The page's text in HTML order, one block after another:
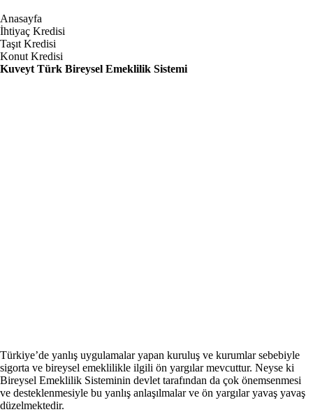
Anasayfa
İhtiyaç Kredisi
Taşıt Kredisi
Konut Kredisi
Kuveyt Türk Bireysel Emeklilik Sistemi
Türkiye’de yanlış uygulamalar yapan kuruluş ve kurumlar sebebiyle
sigorta ve bireysel emeklilikle ilgili ön yargılar mevcuttur. Neyse ki
Bireysel Emeklilik Sisteminin devlet tarafından da çok önemsenmesi
ve desteklenmesiyle bu yanlış anlaşılmalar ve ön yargılar yavaş yavaş
düzelmektedir.